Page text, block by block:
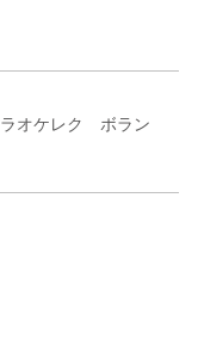
オケレク ボラン